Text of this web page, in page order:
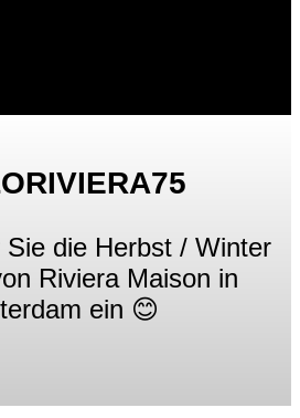
die Herbst / Winter
Riviera Maison in
ein 😊